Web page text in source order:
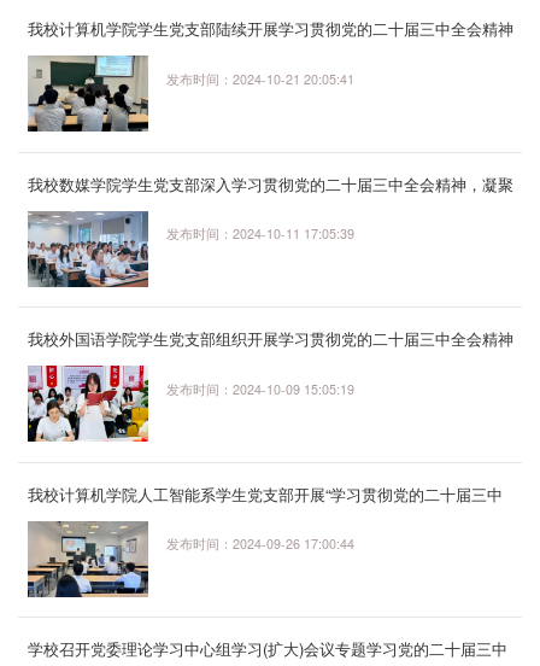
我校计算机学院学生党支部陆续开展学习贯彻党的二十届三中全会精神
发布时间：2024-10-21 20:05:41
我校数媒学院学生党支部深入学习贯彻党的二十届三中全会精神，凝聚
发布时间：2024-10-11 17:05:39
我校外国语学院学生党支部组织开展学习贯彻党的二十届三中全会精神
发布时间：2024-10-09 15:05:19
我校计算机学院人工智能系学生党支部开展“学习贯彻党的二十届三中
发布时间：2024-09-26 17:00:44
学校召开党委理论学习中心组学习(扩大)会议专题学习党的二十届三中